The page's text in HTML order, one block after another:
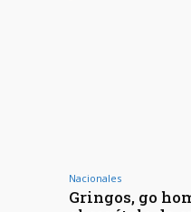
Nacionales
Gringos, go